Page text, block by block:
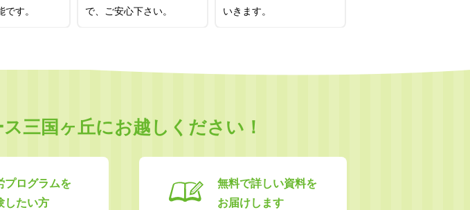
です。
で、ご安心下さい。
いきます。
三国ヶ丘にお越しください！
プログラムを
したい方
無料で詳しい資料を
お届けします